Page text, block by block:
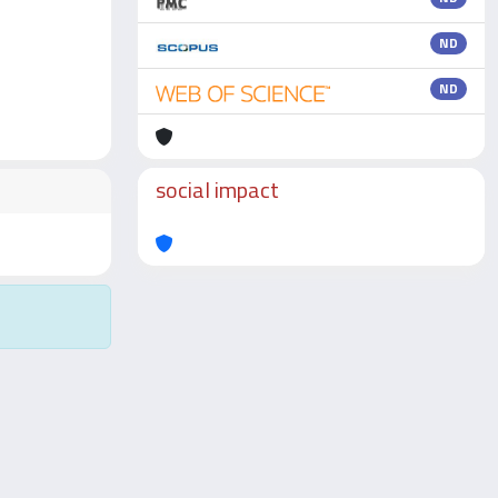
ND
ND
social impact